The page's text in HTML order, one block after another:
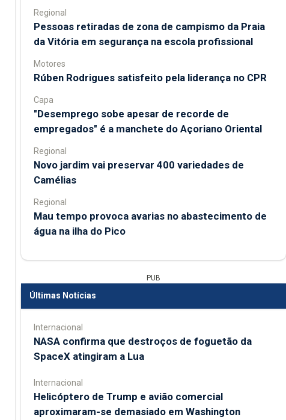
Regional
Pessoas retiradas de zona de campismo da Praia
da Vitória em segurança na escola profissional
Motores
Rúben Rodrigues satisfeito pela liderança no CPR
Capa
"Desemprego sobe apesar de recorde de
empregados" é a manchete do Açoriano Oriental
Regional
Novo jardim vai preservar 400 variedades de
Camélias
Regional
Mau tempo provoca avarias no abastecimento de
água na ilha do Pico
PUB
Últimas Notícias
Internacional
NASA confirma que destroços de foguetão da
SpaceX atingiram a Lua
Internacional
Helicóptero de Trump e avião comercial
aproximaram-se demasiado em Washington